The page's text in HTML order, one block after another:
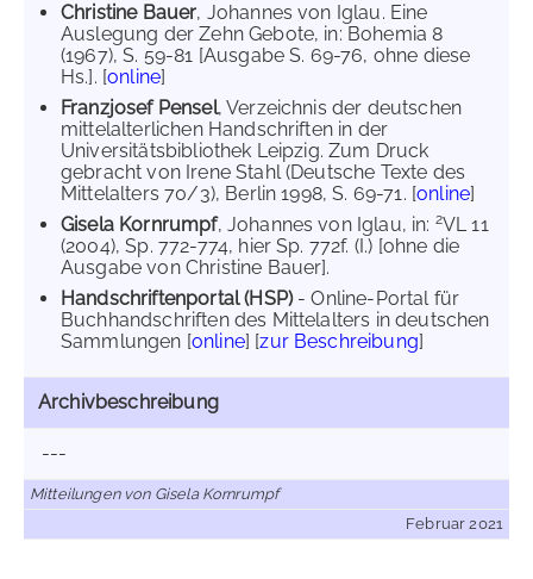
Christine Bauer, Johannes von Iglau. Eine
Auslegung der Zehn Gebote, in: Bohemia 8
(1967), S. 59-81 [Ausgabe S. 69-76, ohne diese
Hs.]. [online]
Franzjosef Pensel, Verzeichnis der deutschen
mittelalterlichen Handschriften in der
Universitätsbibliothek Leipzig. Zum Druck
gebracht von Irene Stahl (Deutsche Texte des
Mittelalters 70/3), Berlin 1998, S. 69-71. [online]
Gisela Kornrumpf, Johannes von Iglau, in: 2VL 11
(2004), Sp. 772-774, hier Sp. 772f. (I.) [ohne die
Ausgabe von Christine Bauer].
Handschriftenportal (HSP)- Online-Portal für
Buchhandschriften des Mittelalters in deutschen
Sammlungen [online] [zur Beschreibung]
Archivbeschreibung
---
Mitteilungen von Gisela Kornrumpf
Februar 2021